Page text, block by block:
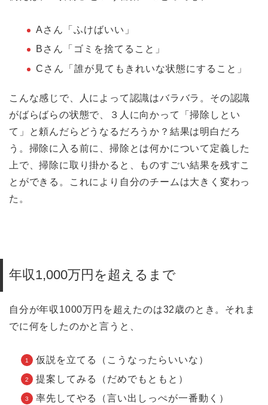
Aさん「ふけばいい」
Bさん「ゴミを捨てること」
Cさん「誰が見てもきれいな状態にすること」
こんな感じで、人によって認識はバラバラ。その認識
がばらばらの状態で、３人に向かって「掃除しとい
て」と頼んだらどうなるだろうか？結果は明白だろ
う。掃除に入る前に、掃除とは何かについて定義した
上で、掃除に取り掛かると、ものすごい結果を残すこ
とができる。これにより自分のチームは大きく変わっ
た。
年収1,000万円を超えるまで
自分が年収1000万円を超えたのは32歳のとき。それま
でに何をしたのかと言うと、
仮説を立てる（こうなったらいいな）
提案してみる（だめでもともと）
率先してやる（言い出しっぺが一番動く）